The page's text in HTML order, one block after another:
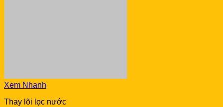
Xem Nhanh
Thay lõi lọc nước